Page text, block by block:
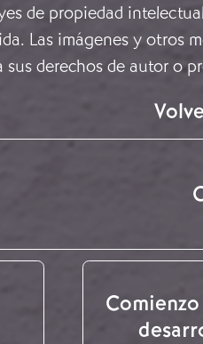
de propiedad
Las imágenes y otros
derechos de autor o